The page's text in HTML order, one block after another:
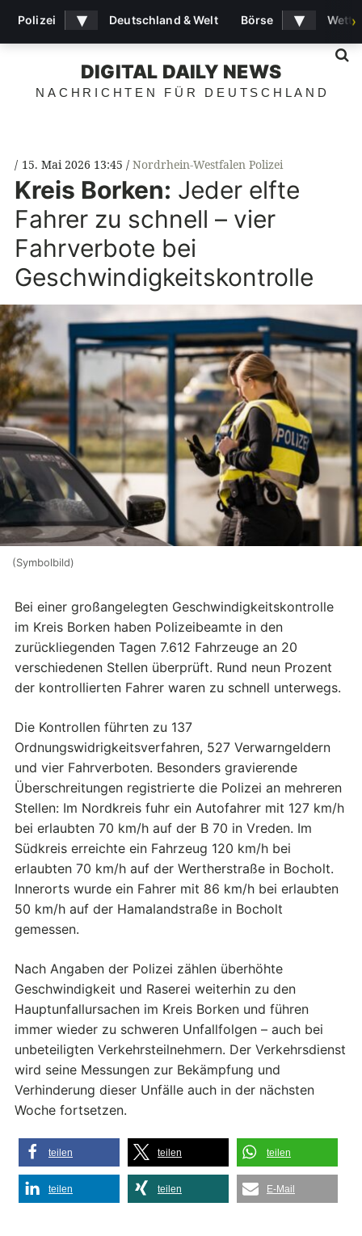
DIGITAL DAILY NEWS
NACHRICHTEN FÜR DEUTSCHLAND
15. Mai 2026 13:45 Nordrhein-Westfalen Polizei
Kreis Borken: Jeder elfte
Fahrer zu schnell – vier
Fahrverbote bei
Geschwindigkeitskontrolle
(Symbolbild)
Bei einer großangelegten Geschwindigkeitskontrolle
im Kreis Borken haben Polizeibeamte in den
zurückliegenden Tagen 7.612 Fahrzeuge an 20
verschiedenen Stellen überprüft. Rund neun Prozent
der kontrollierten Fahrer waren zu schnell unterwegs.
Die Kontrollen führten zu 137
Ordnungswidrigkeitsverfahren, 527 Verwarngeldern
und vier Fahrverboten. Besonders gravierende
Überschreitungen registrierte die Polizei an mehreren
Stellen: Im Nordkreis fuhr ein Autofahrer mit 127 km/h
bei erlaubten 70 km/h auf der B 70 in Vreden. Im
Südkreis erreichte ein Fahrzeug 120 km/h bei
erlaubten 70 km/h auf der Wertherstraße in Bocholt.
Innerorts wurde ein Fahrer mit 86 km/h bei erlaubten
50 km/h auf der Hamalandstraße in Bocholt
gemessen.
Nach Angaben der Polizei zählen überhöhte
Geschwindigkeit und Raserei weiterhin zu den
Hauptunfallursachen im Kreis Borken und führen
immer wieder zu schweren Unfallfolgen – auch bei
unbeteiligten Verkehrsteilnehmern. Der Verkehrsdienst
wird seine Messungen zur Bekämpfung und
Verhinderung dieser Unfälle auch in der nächsten
Woche fortsetzen.
teilen teilen teilen
teilen teilen E-Mail
Polizei ▾ Deutschland & Welt Börse ▾ ›